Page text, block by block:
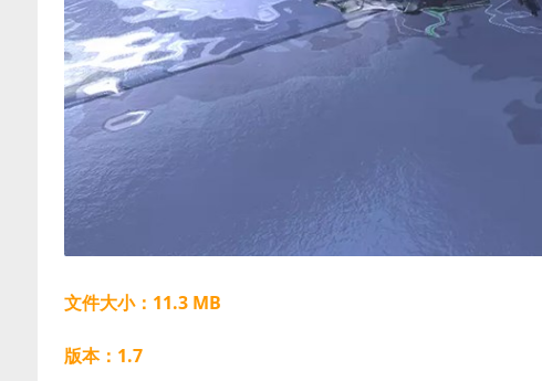
文件大小：11.3 MB
版本：1.7